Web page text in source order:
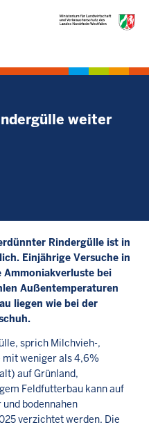
weiter
Rindergülle ist in
Einjährige Versuche in
Ammoniakverluste bei
Außentemperaturen
liegen wie bei der
sprich Milchvieh-,
weniger als 4,6%
auf Grünland,
Feldfutterbau kann auf
bodennahen
verzichtet werden. Die